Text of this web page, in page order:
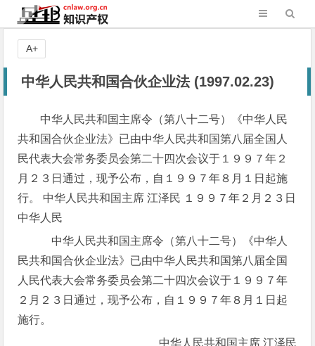
中华人民共和国合伙企业法 (1997.02.23)
中华人民共和国主席令（第八十二号）《中华人民
共和国合伙企业法》已由中华人民共和国第八届全国人
民代表大会常务委员会第二十四次会议于１９９７年２
月２３日通过，现予公布，自１９９７年８月１日起施
行。 中华人民共和国主席 江泽民 １９９７年２月２３日
中华人民
中华人民共和国主席令（第八十二号）《中华人
民共和国合伙企业法》已由中华人民共和国第八届全国
人民代表大会常务委员会第二十四次会议于１９９７年
２月２３日通过，现予公布，自１９９７年８月１日起
施行。
中华人民共和国主席 江泽民
A+